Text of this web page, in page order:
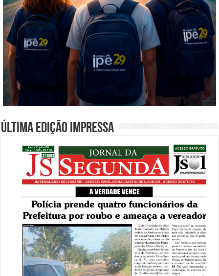
Última edição impressa